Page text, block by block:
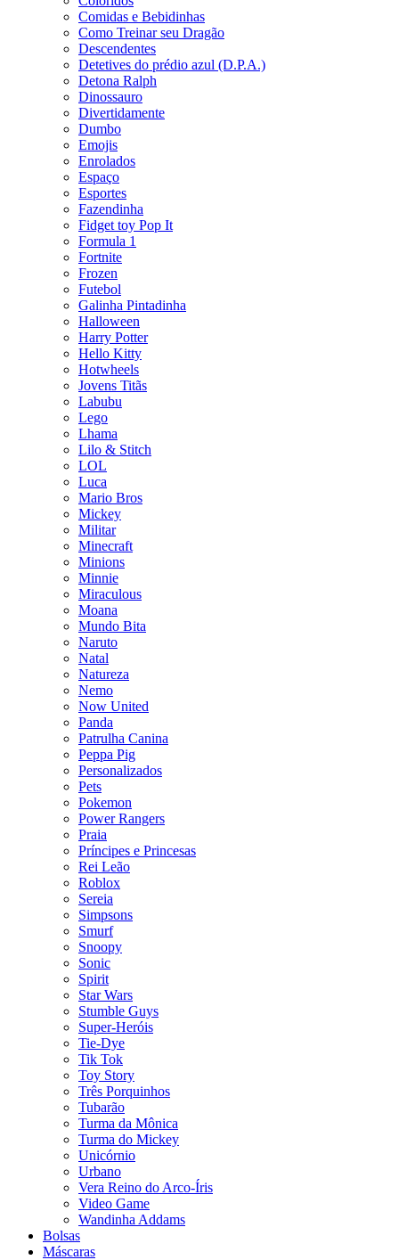
Comidas e Bebidinhas
Como Treinar seu Dragão
Descendentes
Detetives do prédio azul (D.P.A.)
Detona Ralph
Dinossauro
Divertidamente
Dumbo
Emojis
Enrolados
Espaço
Esportes
Fazendinha
Fidget toy Pop It
Formula 1
Fortnite
Frozen
Futebol
Galinha Pintadinha
Halloween
Harry Potter
Hello Kitty
Hotwheels
Jovens Titãs
Labubu
Lego
Lhama
Lilo & Stitch
LOL
Luca
Mario Bros
Mickey
Militar
Minecraft
Minions
Minnie
Miraculous
Moana
Mundo Bita
Naruto
Natal
Natureza
Nemo
Now United
Panda
Patrulha Canina
Peppa Pig
Personalizados
Pets
Pokemon
Power Rangers
Praia
Príncipes e Princesas
Rei Leão
Roblox
Sereia
Simpsons
Smurf
Snoopy
Sonic
Spirit
Star Wars
Stumble Guys
Super-Heróis
Tie-Dye
Tik Tok
Toy Story
Três Porquinhos
Tubarão
Turma da Mônica
Turma do Mickey
Unicórnio
Urbano
Vera Reino do Arco-Íris
Video Game
Wandinha Addams
Bolsas
Máscaras